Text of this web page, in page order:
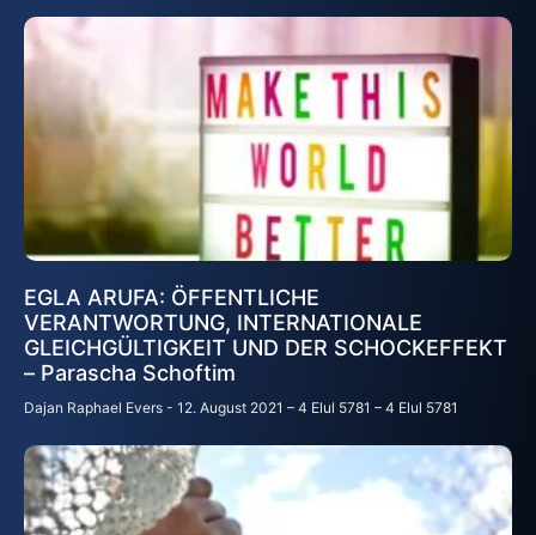
EGLA ARUFA: ÖFFENTLICHE
VERANTWORTUNG, INTERNATIONALE
GLEICHGÜLTIGKEIT UND DER SCHOCKEFFEKT
– Parascha Schoftim
Dajan Raphael Evers 12. August 2021 – 4 Elul 5781 – 4 Elul 5781